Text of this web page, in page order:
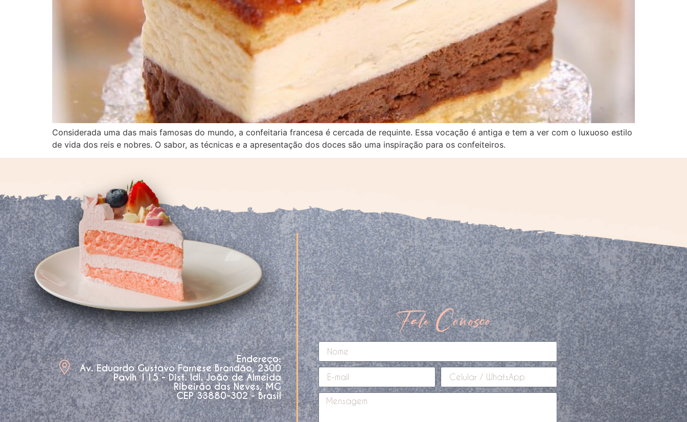
Considerada uma das mais famosas do mundo, a confeitaria francesa é cercada de requinte. Essa vocação é antiga e tem a ver com o luxuoso estilo
de vida dos reis e nobres. O sabor, as técnicas e a apresentação dos doces são uma inspiração para os confeiteiros.
Endereço:
Av. Eduardo Gustavo Farnese Brandão, 2300
Pavlh 115 - Dist. Idl. João de Almeida
Ribeirão das Neves, MG
CEP 33880-302 - Brasil
Fale Conosco